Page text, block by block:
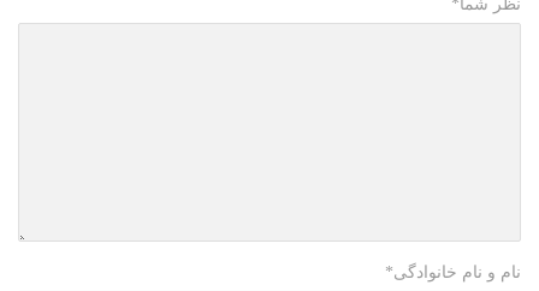
نظر شما *
نام و نام خانوادگی*